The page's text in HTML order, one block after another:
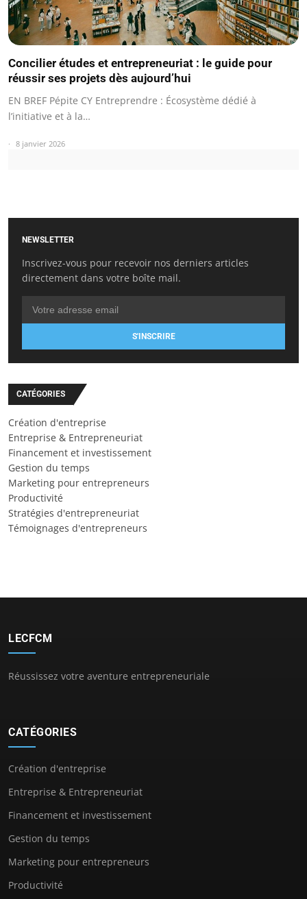
Concilier études et entrepreneuriat : le guide pour
réussir ses projets dès aujourd’hui
EN BREF Pépite CY Entreprendre : Écosystème dédié à
l’initiative et à la…
8 janvier 2026
NEWSLETTER
Inscrivez-vous pour recevoir nos derniers articles
directement dans votre boîte mail.
S'INSCRIRE
CATÉGORIES
Création d'entreprise
Entreprise & Entrepreneuriat
Financement et investissement
Gestion du temps
Marketing pour entrepreneurs
Productivité
Stratégies d'entrepreneuriat
Témoignages d'entrepreneurs
LECFCM
Réussissez votre aventure entrepreneuriale
CATÉGORIES
Création d'entreprise
Entreprise & Entrepreneuriat
Financement et investissement
Gestion du temps
Marketing pour entrepreneurs
Productivité